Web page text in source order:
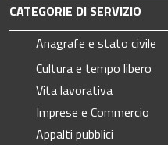
CATEGORIE DI SERVIZIO
Anagrafe e stato civile
Cultura e tempo libero
Vita lavorativa
Imprese e Commercio
Appalti pubblici